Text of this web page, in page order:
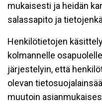
mukaisesti ja heidän
salassapito ja
Henkilötietojen
kolmannelle
järjestelyin, että
olevan
muutoin